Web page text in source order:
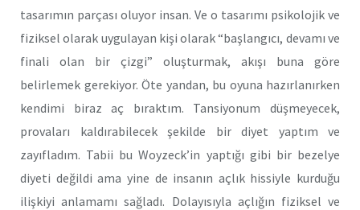
tasarımın parçası oluyor insan. Ve o tasarımı psikolojik ve
fiziksel olarak uygulayan kişi olarak “başlangıcı, devamı ve
finali olan bir çizgi” oluşturmak, akışı buna göre
belirlemek gerekiyor. Öte yandan, bu oyuna hazırlanırken
kendimi biraz aç bıraktım. Tansiyonum düşmeyecek,
provaları kaldırabilecek şekilde bir diyet yaptım ve
zayıfladım. Tabii bu Woyzeck’in yaptığı gibi bir bezelye
diyeti değildi ama yine de insanın açlık hissiyle kurduğu
ilişkiyi anlamamı sağladı. Dolayısıyla açlığın fiziksel ve